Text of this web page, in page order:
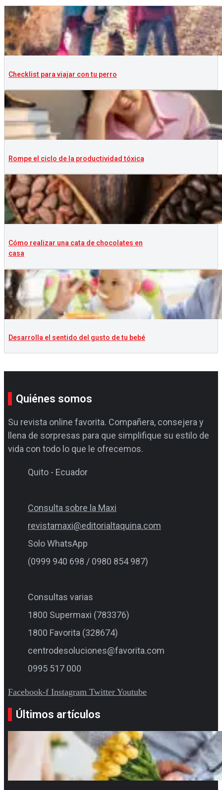
Checklist para viajar con tu perro
Rompe el ciclo de la productividad tóxica
Cómo realizar una cata de chocolates en
casa
Desarrolla el sentido del gusto de tu bebé
Quiénes somos
Su revista online favorita. Compañera, consejera y
llena de sorpresas para que simplifique su estilo de
vida con todo lo que le ofrecemos.
Quito - Ecuador
Consulta sobre la Maxi
revistamaxi@editorialtaquina.com
Solo WhatsApp
(0999 940 698 / 0980 854 987)
Consultas varias
1800 Supermaxi (783376)
1800 Favorita (328674)
centrodesoluciones@favorita.com
0995 517 000
Facebook-f Instagram Twitter Youtube
Últimos artículos